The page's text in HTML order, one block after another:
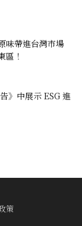
味帶進台灣市場
區！
》中展示 ESG 進
策